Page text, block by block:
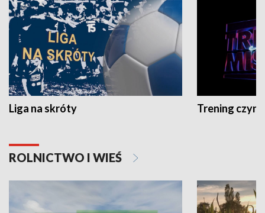
Liga na skróty Trening czyni
ROLNICTWO I WIEŚ